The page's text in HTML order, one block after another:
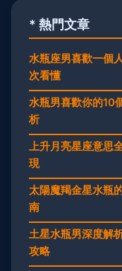
* 熱門文章
水瓶座男喜歡一個
次看懂
水瓶男喜歡你的10
析
上升月亮星座意思
現
太陽魔羯金星水瓶
南
土星水瓶男深度解
攻略